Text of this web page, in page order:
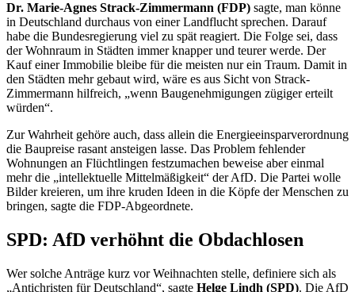
Dr. Marie-Agnes Strack-Zimmermann (FDP) sagte, man könne
in Deutschland durchaus von einer Landflucht sprechen. Darauf
habe die Bundesregierung viel zu spät reagiert. Die Folge sei, dass
der Wohnraum in Städten immer knapper und teurer werde. Der
Kauf einer Immobilie bleibe für die meisten nur ein Traum. Damit in
den Städten mehr gebaut wird, wäre es aus Sicht von Strack-
Zimmermann hilfreich, „wenn Baugenehmigungen zügiger erteilt
würden“.
Zur Wahrheit gehöre auch, dass allein die Energieeinsparverordnung
die Baupreise rasant ansteigen lasse. Das Problem fehlender
Wohnungen an Flüchtlingen festzumachen beweise aber einmal
mehr die „intellektuelle Mittelmäßigkeit“ der AfD. Die Partei wolle
Bilder kreieren, um ihre kruden Ideen in die Köpfe der Menschen zu
bringen, sagte die FDP-Abgeordnete.
SPD: AfD verhöhnt die Obdachlosen
Wer solche Anträge kurz vor Weihnachten stelle, definiere sich als
„Antichristen für Deutschland“, sagte Helge Lindh (SPD). Die AfD